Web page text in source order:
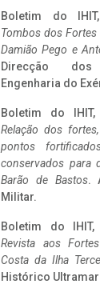
Boletim do
Tombos dos Fortes
Damião Pego e
Direcção
Engenharia do
Boletim do
Relação dos
pontos
conservados para
Barão de Bastos.
Militar.
Boletim do
Revista aos
Costa da Ilha
Histórico